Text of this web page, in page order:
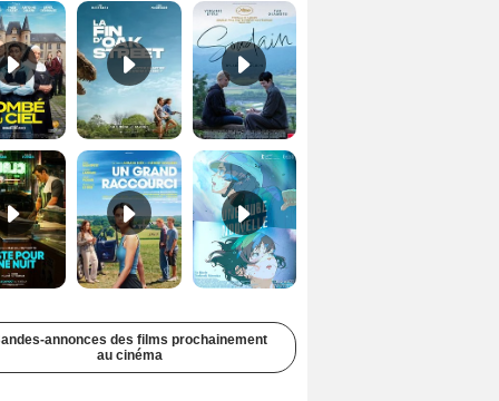
Juste pour une nuit Bande-annonce VO STFR Un grand raccourci Bande-annonce VF Une aube nouvelle Bande-annonce VO STFR
annonces des films prochainement
au cinéma